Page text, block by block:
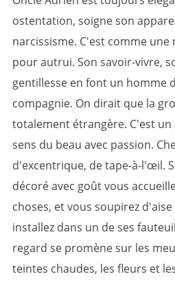
ostentation, soigne son
narcissisme. C'est comme
pour autrui. Son savoir-vivre,
gentillesse en font un homme
compagnie. On dirait que la
totalement étrangère. C'est un
sens du beau avec passion.
d'excentrique, de tape-à-l'œil.
décoré avec goût vous
choses, et vous soupirez
installez dans un de ses
regard se promène sur les
teintes chaudes, les fleurs et